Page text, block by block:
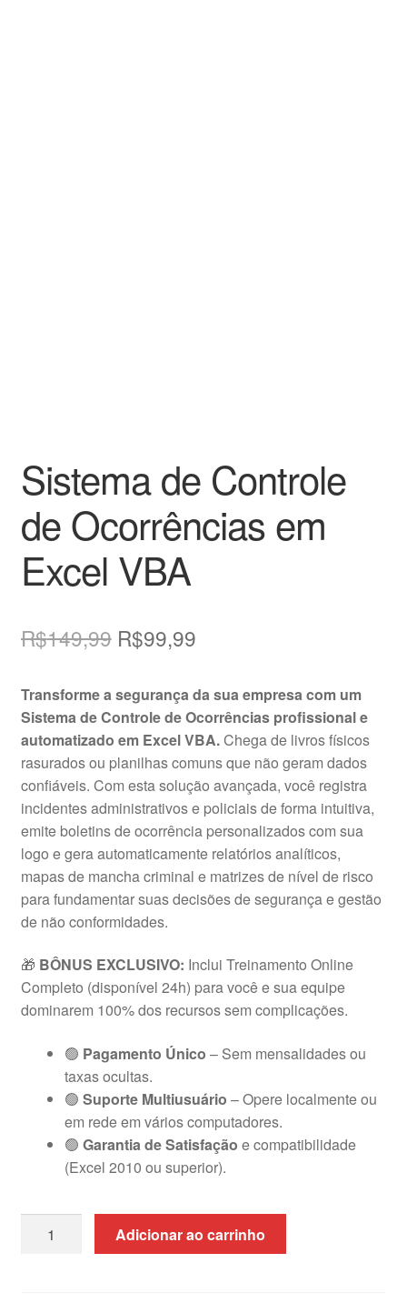
Sistema de Controle
de Ocorrências em
Excel VBA
R$149,99 O
original
era:
R$149,99.
R$99,99O
atual
é:
R$99,99.
Transforme a segurança da sua empresa com um
Sistema de Controle de Ocorrências profissional e
automatizado em Excel VBA.Chega de livros físicos
rasurados ou planilhas comuns que não geram dados
confiáveis. Com esta solução avançada, você registra
incidentes administrativos e policiais de forma intuitiva,
emite boletins de ocorrência personalizados com sua
logo e gera automaticamente relatórios analíticos,
mapas de mancha criminal e matrizes de nível de risco
para fundamentar suas decisões de segurança e gestão
de não conformidades.
🎁 BÔNUS EXCLUSIVO: Inclui Treinamento Online
Completo (disponível 24h) para você e sua equipe
dominarem 100% dos recursos sem complicações.
🟢 Pagamento Único – Sem mensalidades ou
taxas ocultas.
🟢 Suporte Multiusuário – Opere localmente ou
em rede em vários computadores.
🟢 Garantia de Satisfação e compatibilidade
(Excel 2010 ou superior).
Adicionar ao carrinho